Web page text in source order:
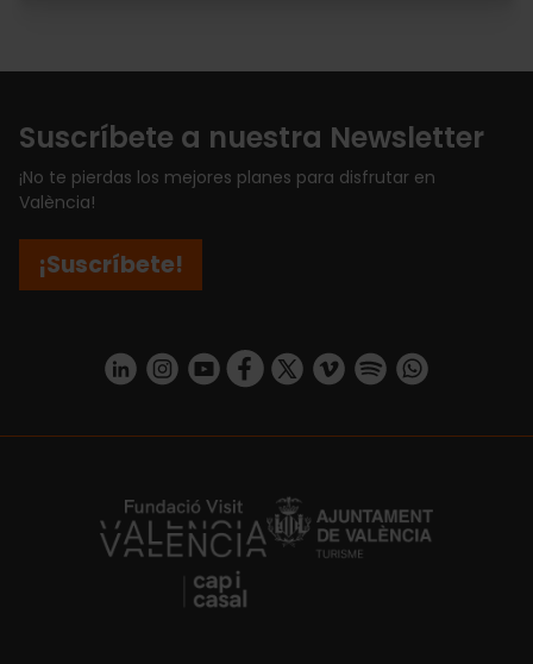
Suscríbete a nuestra Newsletter
¡No te pierdas los mejores planes para disfrutar en
València!
¡Suscríbete!
https://www.linkedin.com/company/turismo-valencia/mycompany/
https://www.instagram.com/visit_valencia/
https://www.youtube.com/user/
https://www.facebook.com/
https://twitter.com/
https://vimeo.com/
https://https://api.whatsapp.com/
https://fundacion.visitvalencia.com/